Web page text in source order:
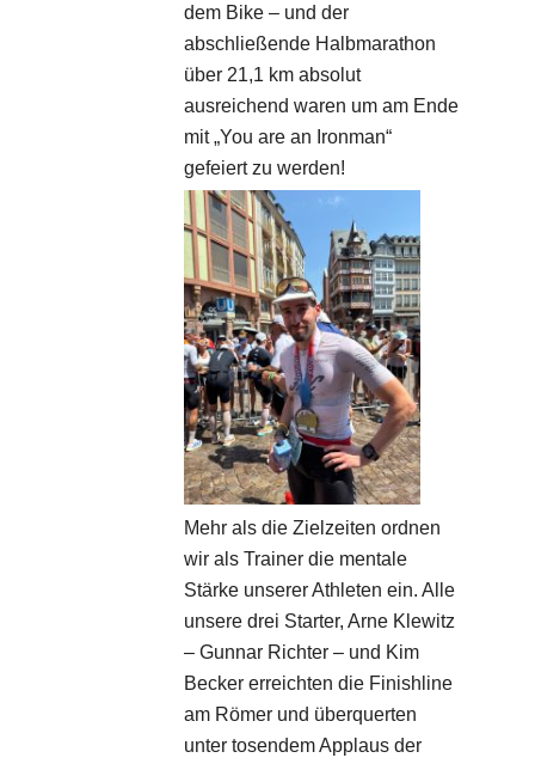
dem Bike – und der
abschließende Halbmarathon
über 21,1 km absolut
ausreichend waren um am Ende
mit „You are an Ironman“
gefeiert zu werden!
Mehr als die Zielzeiten ordnen
wir als Trainer die mentale
Stärke unserer Athleten ein. Alle
unsere drei Starter, Arne Klewitz
– Gunnar Richter – und Kim
Becker erreichten die Finishline
am Römer und überquerten
unter tosendem Applaus der